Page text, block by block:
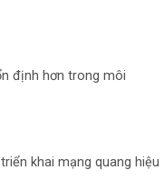
định hơn trong môi
khai mạng quang hiệu